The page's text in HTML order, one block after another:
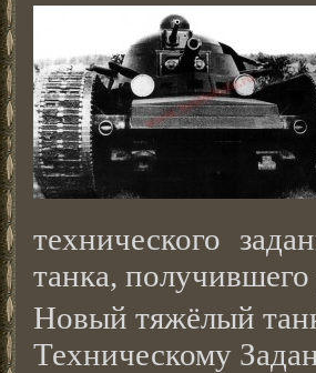
технического
танка,
Новый тяжёлый
Техническому